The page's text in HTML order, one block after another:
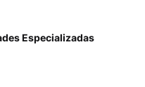
Especializadas